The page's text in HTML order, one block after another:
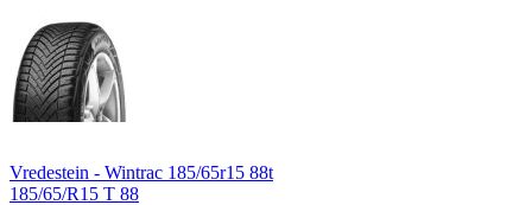
Vredestein - Wintrac 185/65r15 88t
185/65/R15 T 88